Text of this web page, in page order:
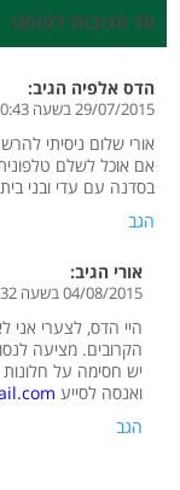
10 תגובות לפוסט
הדס אלפיה הגיב:
29/07/2015 בשעה 0:43
בסדנה עם עדי ובני
הגב
אורי הגיב:
04/08/2015 בשעה 23:32
היי הדס, לצערי אני
הקרובים. מציעה
יש חסימה על
ואנסה לסייע
הגב